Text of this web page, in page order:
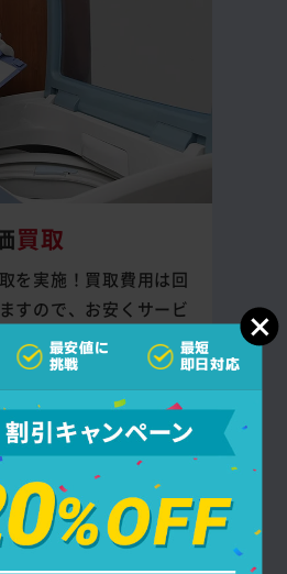
買取
を実施！買取費用は回
すので、お安くサービ
す。
最安値に
挑戦
最短
即日対応